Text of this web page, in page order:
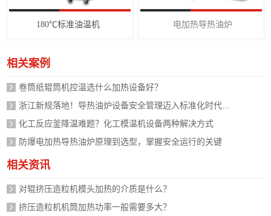
180℃标准油温机 电加热导热油炉
相关案例
卷筒纸辊筒机控温选什么加热设备好？
化工反应釜降温难题？化工模温机设备两种解决方式
防爆电加热导热油炉原理到选型，掌握安全运行的关键
相关资讯
对辊挤压造粒机模头加热的介质是什么？
挤压造粒机机筒加热功率一般需要多大？